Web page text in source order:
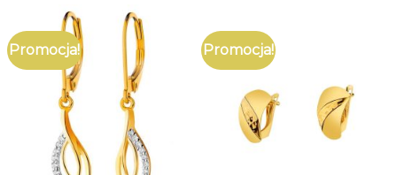
Promocja! Promocja!